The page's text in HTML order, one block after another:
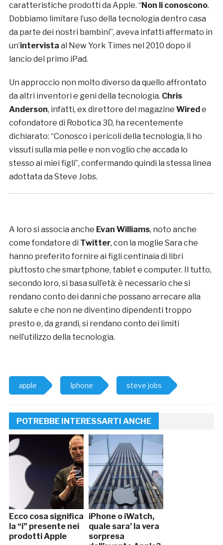
caratteristiche prodotti da Apple. “Non li conoscono.
Dobbiamo limitare l’uso della tecnologia dentro casa
da parte dei nostri bambini”, aveva infatti affermato in
un’intervista al New York Times nel 2010 dopo il
lancio del primo iPad.
Un approccio non molto diverso da quello affrontato
da altri inventori e geni della tecnologia. Chris
Anderson, infatti, ex direttore del magazine Wired e
cofondatore di Robotica 3D, ha recentemente
dichiarato: “Conosco i pericoli della tecnologia, li ho
vissuti sulla mia pelle e non voglio che accada lo
stesso ai miei figli”, confermando quindi la stessa linea
adottata da Steve Jobs.
A loro si associa anche Evan Williams, noto anche
come fondatore di Twitter, con la moglie Sara che
hanno preferito fornire ai figli centinaia di libri
piuttosto che smartphone, tablet e computer. Il tutto,
secondo loro, si basa sull’età: è necessario che si
rendano conto dei danni che possano arrecare alla
salute e che non ne diventino dipendenti troppo
presto e, da grandi, si rendano conto dei limiti
nell’utilizzo della tecnologia.
apple Iphone steve jobs
POTREBBE INTERESSARTI ANCHE
Ecco cosa significa
la “i” presente nei
prodotti Apple
iPhone o iWatch,
quale sara’ la vera
sorpresa